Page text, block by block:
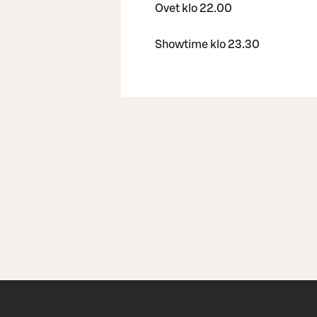
Ovet klo 22.00
Showtime klo 23.30